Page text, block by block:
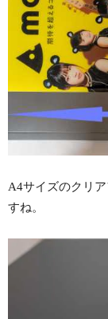
A4サイズのクリ
すね。